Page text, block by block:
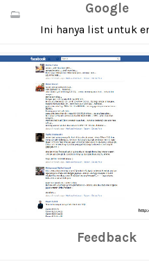
Google
Ini hanya list untuk
Feedback